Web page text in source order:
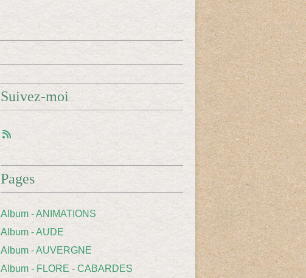
Suivez-moi
Pages
Album - ANIMATIONS
Album - AUDE
Album - AUVERGNE
Album - FLORE - CABARDES